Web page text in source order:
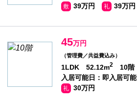
敷 39万円 礼 39万円
45万円
（管理費／共益費込み）
1LDK 52.12m2
10階
入居可能日：即入居可能
礼 30万円